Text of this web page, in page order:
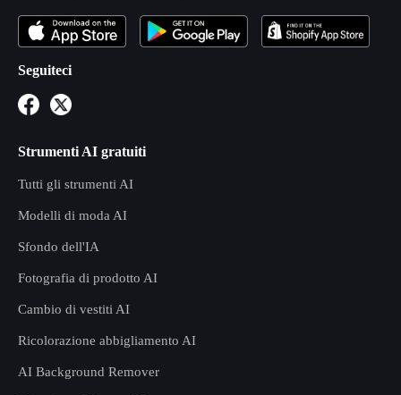
Seguiteci
Strumenti AI gratuiti
Tutti gli strumenti AI
Modelli di moda AI
Sfondo dell'IA
Fotografia di prodotto AI
Cambio di vestiti AI
Ricolorazione abbigliamento AI
AI Background Remover